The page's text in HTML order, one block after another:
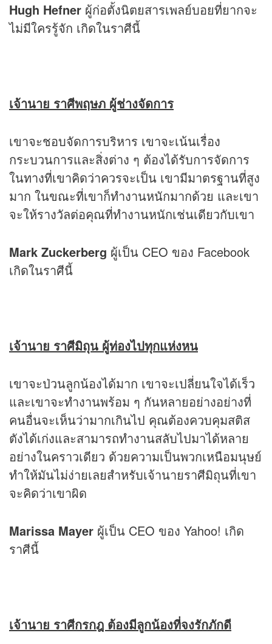
Hugh Hefner ผู้ก่อตั้งนิตยสารเพลย์บอยที่ยากจะ
ไม่มีใครรู้จัก เกิดในราศีนี้
เจ้านาย ราศีพฤษภ ผู้ช่างจัดการ
เขาจะชอบจัดการบริหาร เขาจะเน้นเรื่อง
กระบวนการและสิ่งต่าง ๆ ต้องได้รับการจัดการ
ในทางที่เขาคิดว่าควรจะเป็น เขามีมาตรฐานที่สูง
มาก ในขณะที่เขาก็ทำงานหนักมากด้วย และเขา
จะให้รางวัลต่อคุณที่ทำงานหนักเช่นเดียวกับเขา
Mark Zuckerberg ผู้เป็น CEO ของ Facebook
เกิดในราศีนี้
เจ้านาย ราศีมิถุน ผู้ท่องไปทุกแห่งหน
เขาจะป่วนลูกน้องได้มาก เขาจะเปลี่ยนใจได้เร็ว
และเขาจะทำงานพร้อม ๆ กันหลายอย่างอย่างที่
คนอื่นจะเห็นว่ามากเกินไป คุณต้องควบคุมสติส
ตังได้เก่งและสามารถทำงานสลับไปมาได้หลาย
อย่างในคราวเดียว ด้วยความเป็นพวกเหนือมนุษย์
ทำให้มันไม่ง่ายเลยสำหรับเจ้านายราศีมิถุนที่เขา
จะคิดว่าเขาผิด
Marissa Mayer ผู้เป็น CEO ของ Yahoo! เกิด
ราศีนี้
เจ้านาย ราศีกรกฎ ต้องมีลูกน้องที่จงรักภักดี